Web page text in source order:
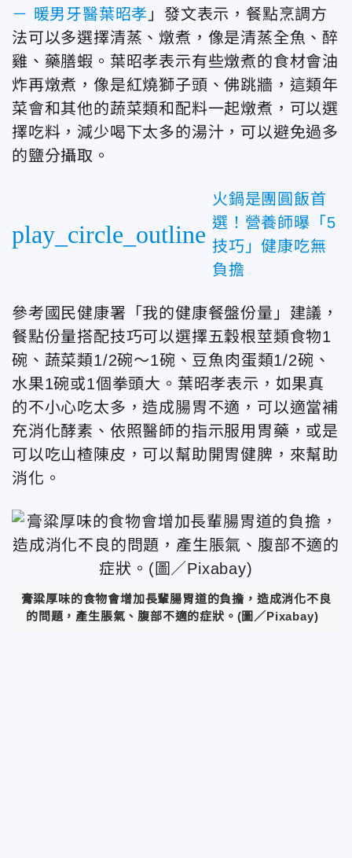
－ 暖男牙醫葉昭孝 」發文表示，餐點烹調方
法可以多選擇清蒸、燉煮，像是清蒸全魚、醉
雞、藥膳蝦。葉昭孝表示有些燉煮的食材會油
炸再燉煮，像是紅燒獅子頭、佛跳牆，這類年
菜會和其他的蔬菜類和配料一起燉煮，可以選
擇吃料，減少喝下太多的湯汁，可以避免過多
的鹽分攝取。
play_circle_outline
火鍋是團圓飯首
選！營養師曝「5
技巧」健康吃無
負擔
參考國民健康署「我的健康餐盤份量」建議，
餐點份量搭配技巧可以選擇五穀根莖類食物1
碗、蔬菜類1/2碗～1碗、豆魚肉蛋類1/2碗、
水果1碗或1個拳頭大。葉昭孝表示，如果真
的不小心吃太多，造成腸胃不適，可以適當補
充消化酵素、依照醫師的指示服用胃藥，或是
可以吃山楂陳皮，可以幫助開胃健脾，來幫助
消化。
膏粱厚味的食物會增加長輩腸胃道的負擔，造成消化不良
的問題，產生脹氣、腹部不適的症狀。(圖／Pixabay)